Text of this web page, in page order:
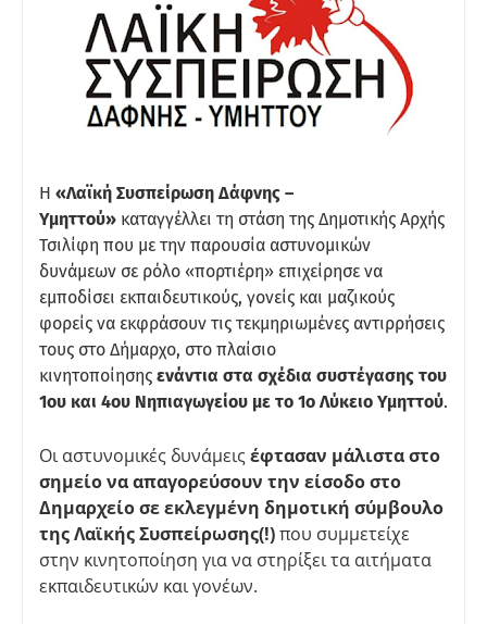
Η «Λαϊκή Συσπείρωση Δάφνης –
Υμηττού» καταγγέλλει τη στάση της Δημοτικής Αρχής
Τσιλίφη που με την παρουσία αστυνομικών
δυνάμεων σε ρόλο «πορτιέρη» επιχείρησε να
εμποδίσει εκπαιδευτικούς, γονείς και μαζικούς
φορείς να εκφράσουν τις τεκμηριωμένες αντιρρήσεις
τους στο Δήμαρχο, στο πλαίσιο
κινητοποίησης ενάντια στα σχέδια συστέγασης του
1ου και 4ου Νηπιαγωγείου με το 1ο Λύκειο Υμηττού.
Οι αστυνομικές δυνάμεις έφτασαν μάλιστα στο
σημείο να απαγορεύσουν την είσοδο στο
Δημαρχείο σε εκλεγμένη δημοτική σύμβουλο
της Λαϊκής Συσπείρωσης(!)που συμμετείχε
στην κινητοποίηση για να στηρίξει τα αιτήματα
εκπαιδευτικών και γονέων.